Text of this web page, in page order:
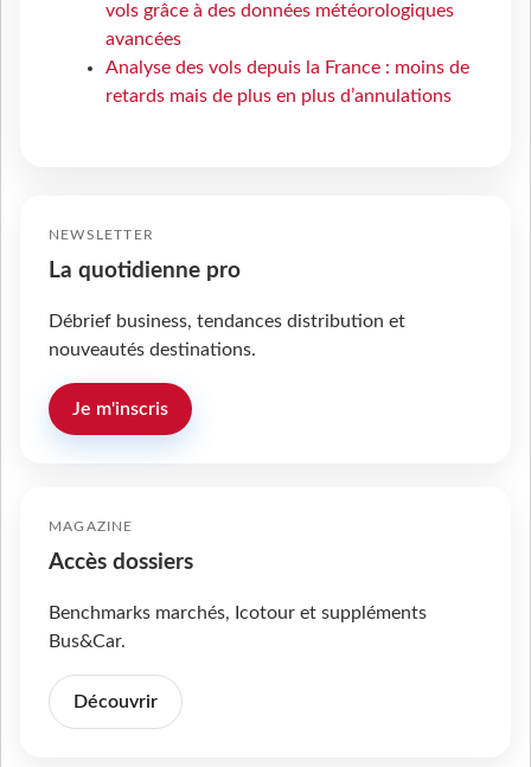
vols grâce à des données météorologiques
avancées
Analyse des vols depuis la France : moins de
retards mais de plus en plus d’annulations
NEWSLETTER
La quotidienne pro
Débrief business, tendances distribution et
nouveautés destinations.
Je m'inscris
MAGAZINE
Accès dossiers
Benchmarks marchés, Icotour et suppléments
Bus&Car.
Découvrir